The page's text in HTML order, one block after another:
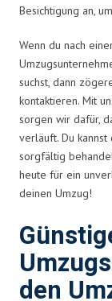
Besichtigung an,
Wenn du nach
suchst, dann
kontaktieren. Mit
sorgen wir dafür,
verläuft. Du
sorgfältig
heute für ein
deinen Umzug!
den